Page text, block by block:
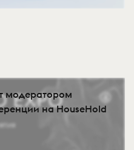
модератором
на HouseHold